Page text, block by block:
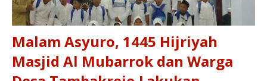
Malam Asyuro, 1445 Hijriyah
Masjid Al Mubarrok dan Warga